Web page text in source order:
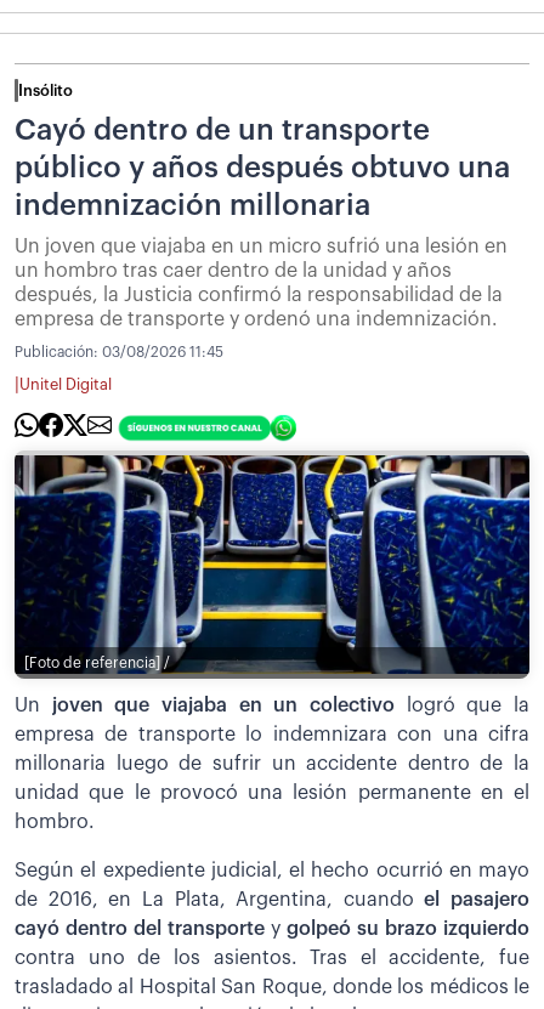
Insólito
Cayó dentro de un transporte
público y años después obtuvo una
indemnización millonaria
Un joven que viajaba en un micro sufrió una lesión en
un hombro tras caer dentro de la unidad y años
después, la Justicia confirmó la responsabilidad de la
empresa de transporte y ordenó una indemnización.
Publicación: 03/08/2026 11:45
Unitel Digital
[Foto de referencia] /
Un joven que viajaba en un colectivo
logró que la
empresa de transporte lo indemnizara con una cifra
millonaria luego de sufrir un accidente dentro de la
unidad que le provocó una lesión permanente en el
hombro.
Según el expediente judicial, el hecho ocurrió en mayo
de 2016, en La Plata, Argentina, cuandoel pasajero
cayó dentro del transporte y golpeó su brazo izquierdo
contra uno de los asientos. Tras el accidente, fue
trasladado al Hospital San Roque, donde los médicos le